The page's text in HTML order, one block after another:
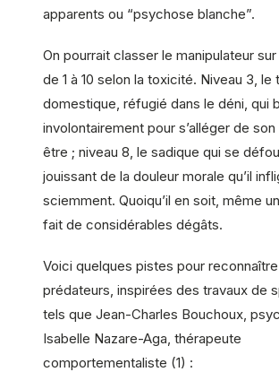
apparents ou “psychose blanche”.
On pourrait classer le manipulateur
de 1 à 10 selon la toxicité. Niveau 3, le
domestique, réfugié dans le déni, qui
involontairement pour s’alléger de
être ; niveau 8, le sadique qui se
jouissant de la douleur morale qu’il
sciemment. Quoiqu’il en soit, même
fait de considérables dégâts.
Voici quelques pistes pour
prédateurs, inspirées des travaux de
tels que Jean-Charles Bouchoux,
Isabelle Nazare-Aga, thérapeute
comportementaliste (1) :